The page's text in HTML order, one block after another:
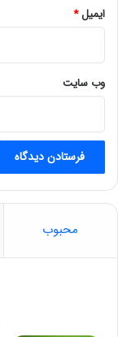
ایمیل*
وب‌ سایت
محبوب